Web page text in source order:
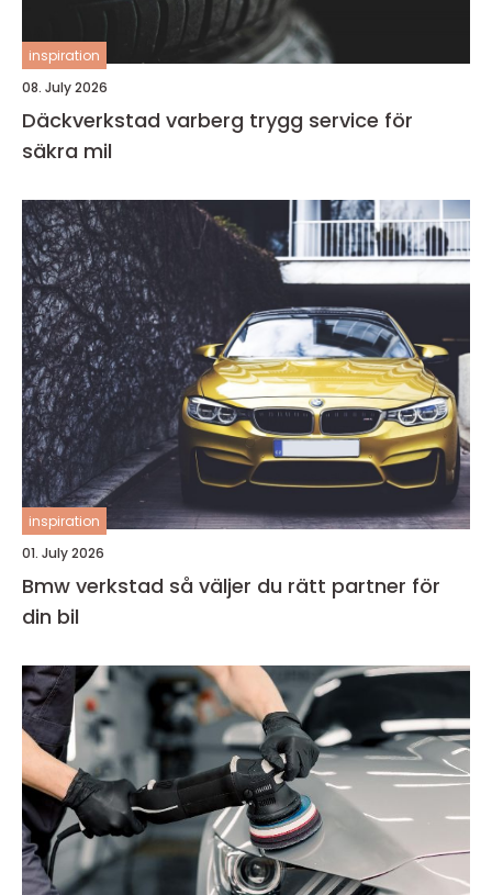
inspiration
08. July 2026
Däckverkstad varberg trygg service för
säkra mil
inspiration
01. July 2026
Bmw verkstad så väljer du rätt partner för
din bil